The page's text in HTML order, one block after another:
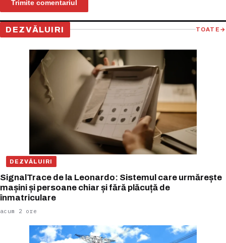
DEZVĂLUIRI TOATE →
DEZVĂLUIRI
SignalTrace de la Leonardo: Sistemul care urmărește
mașini și persoane chiar și fără plăcuță de
înmatriculare
acum 2 ore